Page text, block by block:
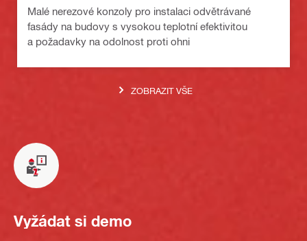
Malé nerezové konzoly pro instalaci odvětrávané
fasády na budovy s vysokou teplotní efektivitou
a požadavky na odolnost proti ohni
ZOBRAZIT VŠE
Vyžádat si demo